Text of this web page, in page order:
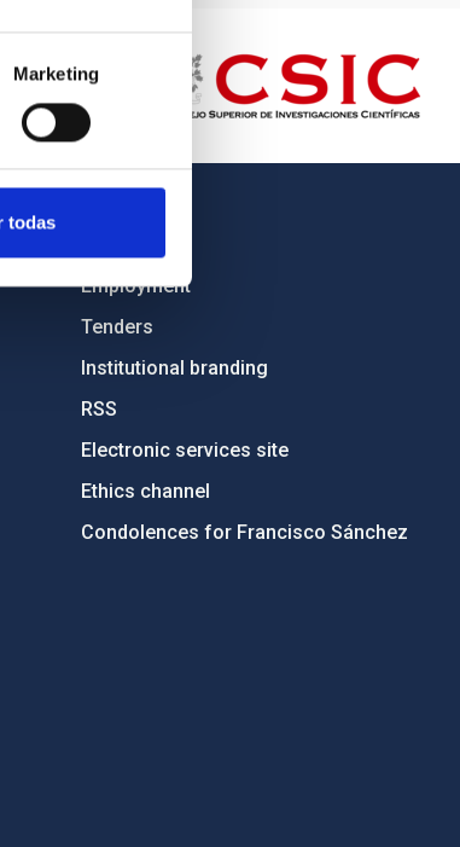
Marketing
todas
Employment
Tenders
Institutional branding
RSS
Electronic services site
Ethics channel
Condolences for Francisco Sánchez